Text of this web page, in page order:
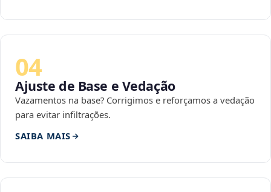
04
Ajuste de Base e Vedação
Vazamentos na base? Corrigimos e reforçamos a vedação
para evitar infiltrações.
SAIBA MAIS